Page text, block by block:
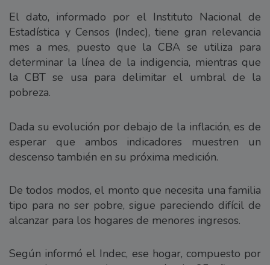
El dato, informado por el Instituto Nacional de
Estadística y Censos (Indec), tiene gran relevancia
mes a mes, puesto que la CBA se utiliza para
determinar la línea de la indigencia, mientras que
la CBT se usa para delimitar el umbral de la
pobreza.
Dada su evolución por debajo de la inflación, es de
esperar que ambos indicadores muestren un
descenso también en su próxima medición.
De todos modos, el monto que necesita una familia
tipo para no ser pobre, sigue pareciendo difícil de
alcanzar para los hogares de menores ingresos.
Según informó el Indec, ese hogar, compuesto por